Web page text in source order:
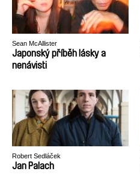
Sean McAllister
Japonský příběh lásky a
nenávisti
Robert Sedláček
Jan Palach